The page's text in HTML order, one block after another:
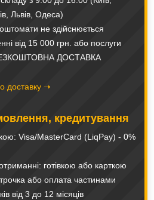
Львів, Одеса)
не здійснюється
від 15 000 грн. або послуги
ДОСТАВКА
доставку ➝
кредитування
Visa/MasterCard (LiqPay) - 0%
готівкою або карткою
або оплата частинами
від 3 до 12 місяців